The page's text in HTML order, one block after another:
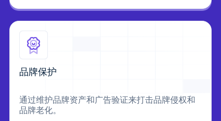
品牌保护
通过维护品牌资产和广告验证来打击品牌侵权和
品牌老化。